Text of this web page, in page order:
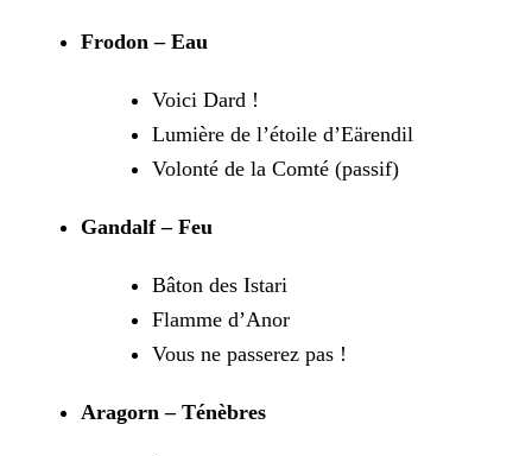
Frodon – Eau
Voici Dard !
Lumière de l’étoile d’Eärendil
Volonté de la Comté (passif)
Gandalf – Feu
Bâton des Istari
Flamme d’Anor
Vous ne passerez pas !
Aragorn – Ténèbres